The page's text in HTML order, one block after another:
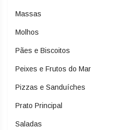
Massas
Molhos
Pães e Biscoitos
Peixes e Frutos do Mar
Pizzas e Sanduíches
Prato Principal
Saladas